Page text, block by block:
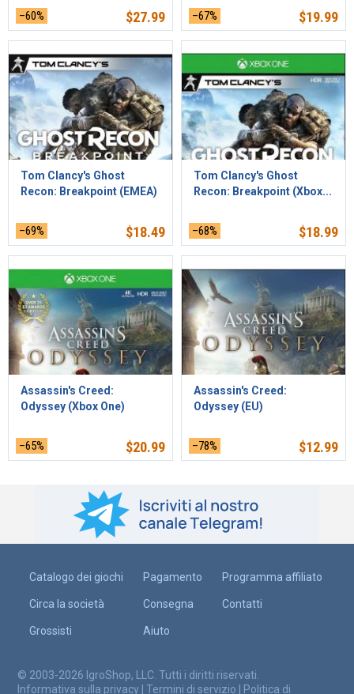
–60% $27.99 –67% $19.99
Tom Clancy's Ghost
Recon: Breakpoint (EMEA)
–69% $18.49
Tom Clancy's Ghost
Recon: Breakpoint (Xbox...
–68% $18.99
Assassin's Creed:
Odyssey (Xbox One)
–65% $20.99
Assassin's Creed:
Odyssey (EU)
–78% $12.99
Catalogo dei giochi
Circa la società
Grossisti
Pagamento
Consegna
Aiuto
Programma affiliato
Contatti
© 2003-2026 IgroShop, LLC. Tutti i diritti riservati.
Informativa sulla privacy
Termini di servizio Politica di